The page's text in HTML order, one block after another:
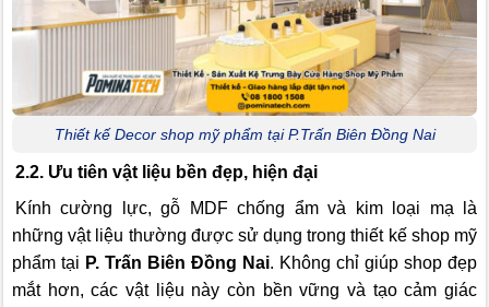
Thiết kế Decor shop mỹ phẩm tại P.Trấn Biên Đồng Nai
2.2. Ưu tiên vật liệu bền đẹp, hiện đại
Kính cường lực, gỗ MDF chống ẩm và kim loại mạ là
những vật liệu thường được sử dụng trong thiết kế shop mỹ
phẩm tại P. Trấn Biên Đồng Nai. Không chỉ giúp shop đẹp
mắt hơn, các vật liệu này còn bền vững và tạo cảm giác